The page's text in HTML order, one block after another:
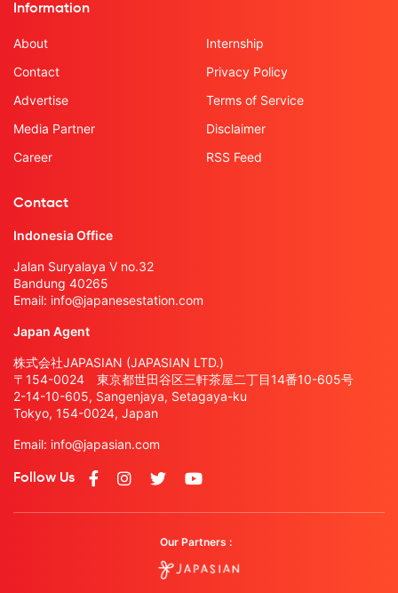
Information
About
Contact
Advertise
Media Partner
Career
Internship
Privacy Policy
Terms of Service
Disclaimer
RSS Feed
Contact
Indonesia Office
Jalan Suryalaya V no.32
Bandung 40265
Email: info@japanesestation.com
Japan Agent
株式会社JAPASIAN (JAPASIAN LTD.)
〒154-0024 東京都世田谷区三軒茶屋二丁目14番10-605号
2-14-10-605, Sangenjaya, Setagaya-ku
Tokyo, 154-0024, Japan
Email: info@japasian.com
Follow Us
Our Partners :